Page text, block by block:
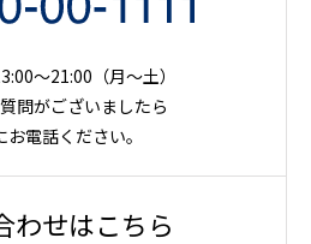
～21:00（月〜土）
問がございましたら
お電話ください。
わせはこちら